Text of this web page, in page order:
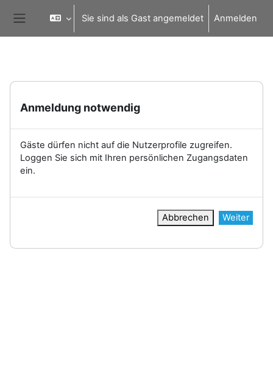
Website-Übersicht
Sie sind als Gast angemeldet Anmelden
Anmeldung notwendig
Gäste dürfen nicht auf die Nutzerprofile zugreifen.
Loggen Sie sich mit Ihren persönlichen Zugangsdaten
ein.
Abbrechen Weiter